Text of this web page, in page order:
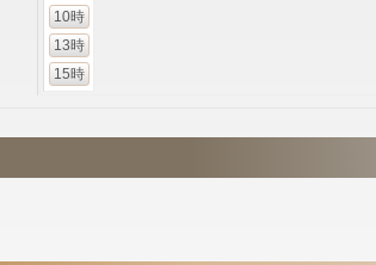
10時
13時
15時